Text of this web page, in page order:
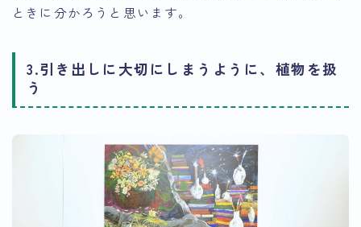
ときに分かろうと思います。
3.引き出しに大切にしまうように、植物を扱
う